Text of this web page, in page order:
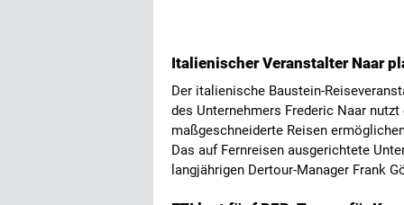
Italienischer Veranstalter Naar
Der italienische Baustein-
des Unternehmers Frederic Naar
maßgeschneiderte Reisen
Das auf Fernreisen ausgerichtete
langjährigen Dertour-Manager Frank